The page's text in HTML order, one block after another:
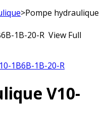
>Pompe hydraulique
View Full
V10-